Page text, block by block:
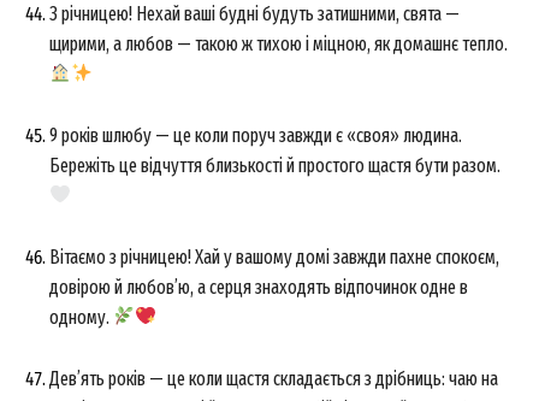
З річницею! Нехай ваші будні будуть затишними, свята —
щирими, а любов — такою ж тихою і міцною, як домашнє тепло.
9 років шлюбу — це коли поруч завжди є «своя» людина.
Бережіть це відчуття близькості й простого щастя бути разом.
Вітаємо з річницею! Хай у вашому домі завжди пахне спокоєм,
довірою й любов’ю, а серця знаходять відпочинок одне в
одному.
Дев’ять років — це коли щастя складається з дрібниць: чаю на